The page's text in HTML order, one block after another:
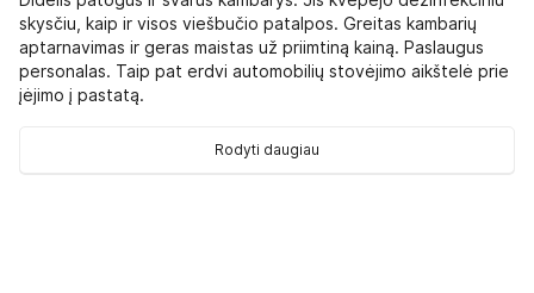
skysčiu, kaip ir visos viešbučio patalpos. Greitas kambarių
aptarnavimas ir geras maistas už priimtiną kainą. Paslaugus
personalas. Taip pat erdvi automobilių stovėjimo aikštelė prie
įėjimo į pastatą.
Rodyti daugiau